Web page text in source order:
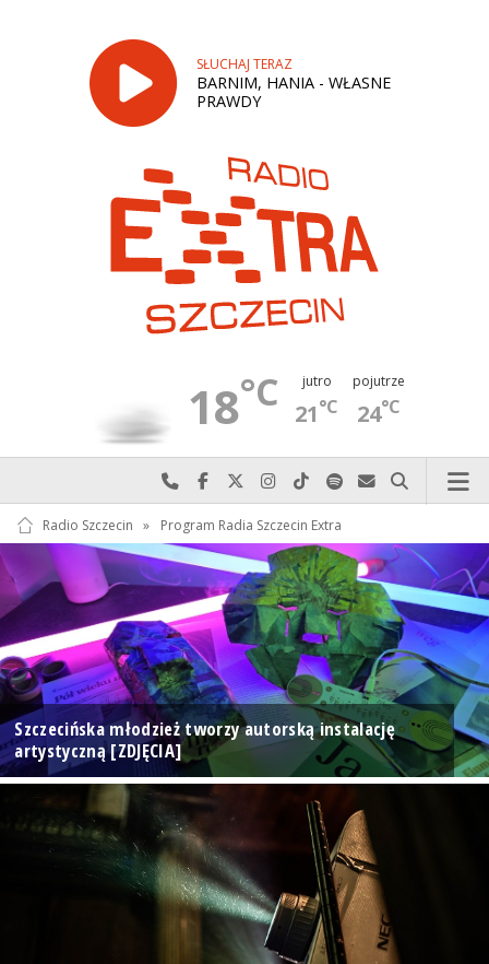
SŁUCHAJ TERAZ
BARNIM, HANIA - WŁASNE
PRAWDY
18°C jutro
21°C
pojutrze
24°C
Najlepiej po prostu do nas zadzwoń
Odwiedź nas na Facebook-u
Odwiedź nas na X
Odwiedź nas na Instagram-ie
Odwiedź nas na TikTok-u
Szukaj nas na Spotify
Wyślij do nas
Szukaj
Radio Szczecin » Program Radia Szczecin Extra
Szczecińska młodzież tworzy autorską instalację
artystyczną [ZDJĘCIA]